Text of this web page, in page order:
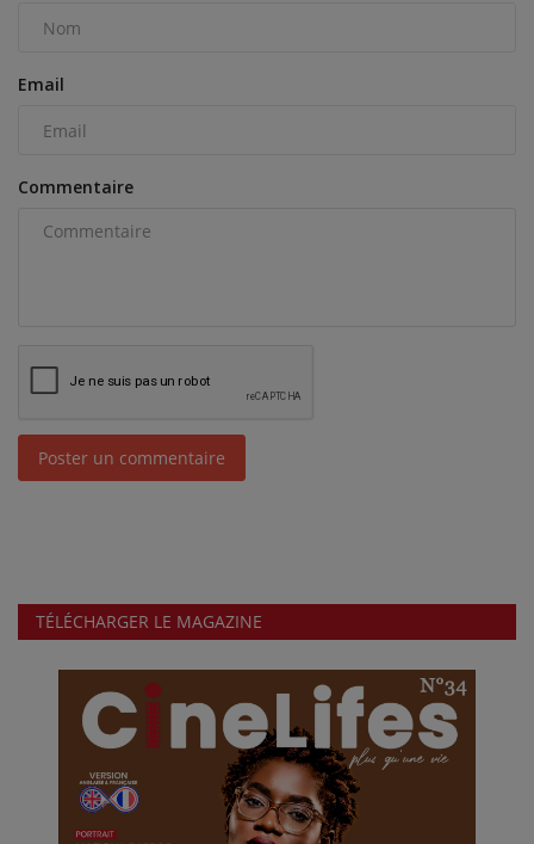
Email
Commentaire
Poster un commentaire
TÉLÉCHARGER LE MAGAZINE